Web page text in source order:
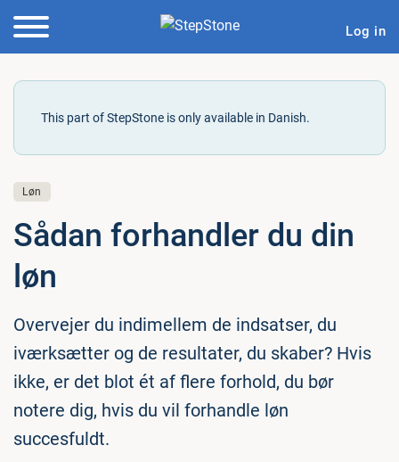
Log in
This part of StepStone is only available in Danish.
Løn
Sådan for­hand­ler du din
løn
Overvejer du indimellem de indsatser, du
iværksætter og de resultater, du skaber? Hvis
ikke, er det blot ét af flere forhold, du bør
notere dig, hvis du vil forhandle løn
succesfuldt.